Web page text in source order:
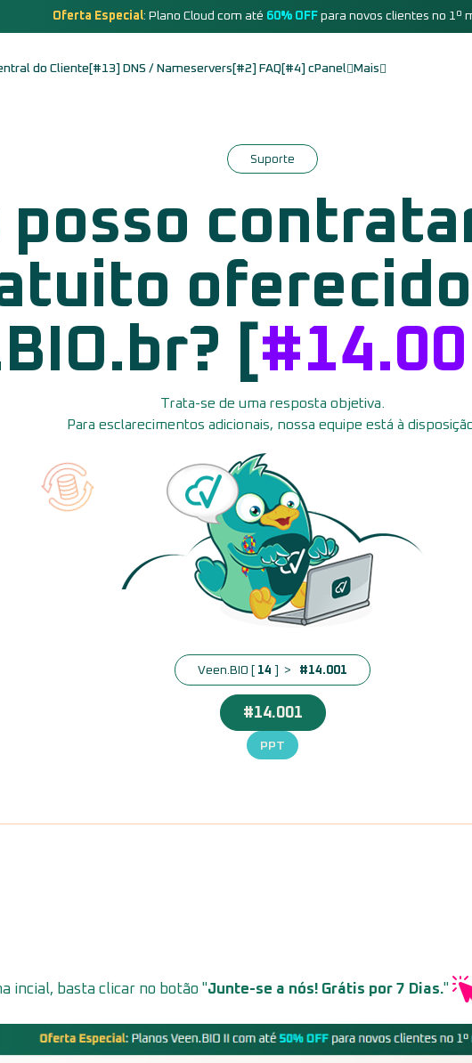
Oferta Especial: Plano Cloud com até 60% OFF para novos clientes no 1º
do Cliente [#13] DNS / Nameservers [#2] FAQ [#4] cPanel Mais
Suporte
posso
[
Trata-se de uma resposta objetiva.
Para esclarecimentos adicionais, nossa equipe está à
Veen.BIO [ 14 ] > #14.001
#14.001
PPT
incial, basta clicar no botão "Junte-se a nós! Grátis por 7 Dias."